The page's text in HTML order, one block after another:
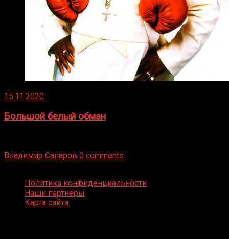
15.11.2020
Большой белый обман
Владимир Сапаров 0 comments
Политика конфиденциальности
Наши партнеры
Карта сайта